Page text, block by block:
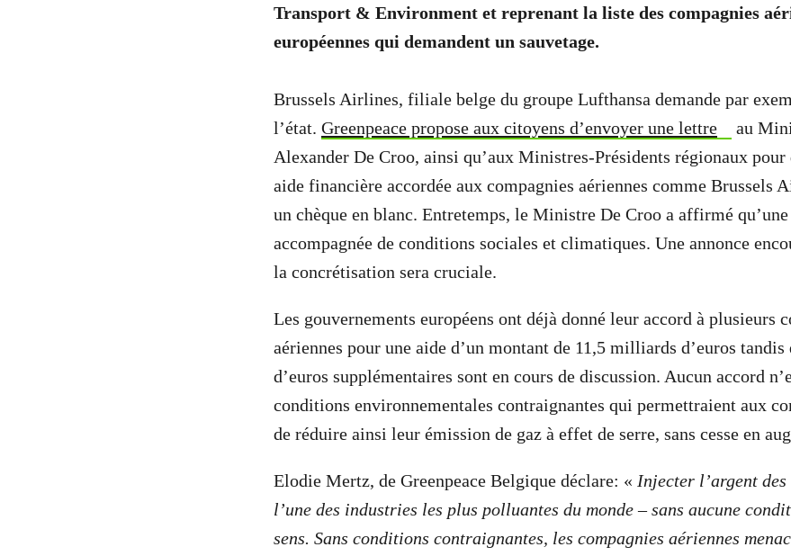
Transport & Environment et reprenant la liste des compagnies
européennes qui demandent un sauvetage.
Brussels Airlines, filiale belge du groupe Lufthansa demande par
l’état. Greenpeace propose aux citoyens d’envoyer une lettre
au
Alexander De Croo, ainsi qu’aux Ministres-Présidents régionaux pour
aide financière accordée aux compagnies aériennes comme Brussels
un chèque en blanc. Entretemps, le Ministre De Croo a affirmé
accompagnée de conditions sociales et climatiques. Une annonce
la concrétisation sera cruciale.
Les gouvernements européens ont déjà donné leur accord à plusieurs
aériennes pour une aide d’un montant de 11,5 milliards d’euros
d’euros supplémentaires sont en cours de discussion. Aucun accord
conditions environnementales contraignantes qui permettraient aux
de réduire ainsi leur émission de gaz à effet de serre, sans cesse en
Elodie Mertz, de Greenpeace Belgique déclare: « Injecter l’argent
l’une des industries les plus polluantes du monde – sans aucune
sens. Sans conditions contraignantes, les compagnies aériennes